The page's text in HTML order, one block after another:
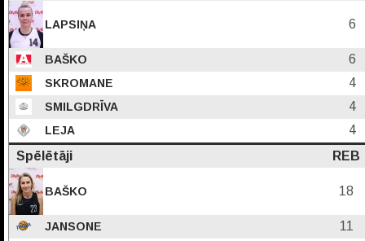
LAPSIŅA 6
BAŠKO 6
SKROMANE 4
SMILGDRĪVA 4
LEJA
4
Spēlētāji
REB
BAŠKO 18
JANSONE 11